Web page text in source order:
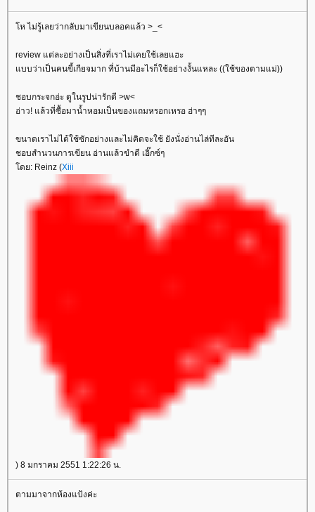
ห ไม่รู้เลยว่ากลับมาเขียนบลอคแล้ว >_<
review แต่ละอย่างเป็นสิ่งที่เราไม่เคยใช้เลยแฮะ
บบว่าเป็นคนขี้เกียจมาก ที่บ้านมีอะไรก็ใช้อย่างงั้นแหละ ((ใช้ของตามแม่))
ชอบกระจกอ่ะ ดูในรูปน่ารักดี >w<
อ่าว! แล้วที่ซื้อมาน้ำหอมเป็นของแถมหรอกเหรอ ฮ่าๆๆ
ขนาดเราไม่ได้ใช้ซักอย่างและไม่คิดจะใช้ ยังนั่งอ่านไล่ทีละอัน
ชอบสำนวนการเขียน อ่านแล้วขำดี เอิ๊กซ์ๆ
ดย: Reinz (Xiii
) 8 มกราคม 2551 1:22:26 น.
ตามมาจากห้องแป้งค่ะ